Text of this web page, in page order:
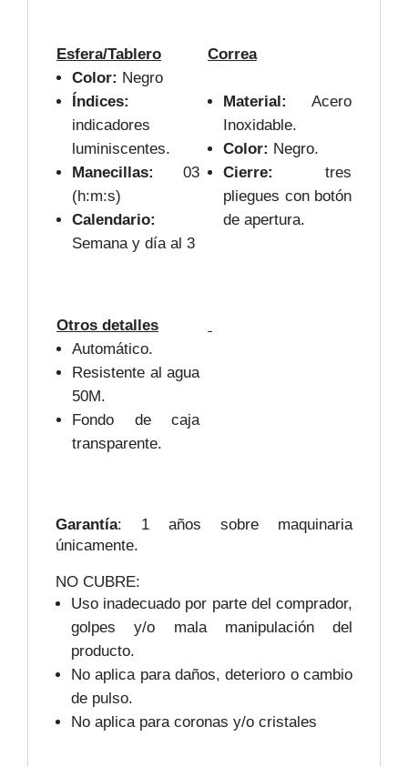
Esfera/Tablero
Correa
Color: Negro
Índices:
indicadores
luminiscentes.
Manecillas:
03
(h:m:s)
Calendario:
Semana y día al 3
Material: Acero
Inoxidable.
Color: Negro.
Cierre:
tres
pliegues con botón
de apertura.
Otros detalles
Automático.
Resistente al agua
50M.
Fondo de caja
transparente.
Garantía: 1 años sobre maquinaria
únicamente.
NO CUBRE:
Uso inadecuado por parte del comprador,
golpes y/o mala manipulación del
producto.
No aplica para daños, deterioro o cambio
de pulso.
No aplica para coronas y/o cristales